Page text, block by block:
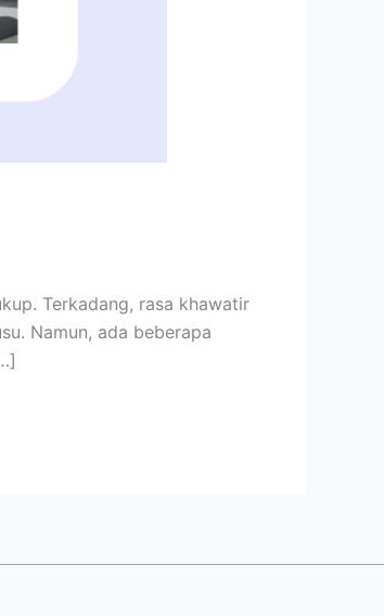
Terkadang, rasa khawatir
Namun, ada beberapa